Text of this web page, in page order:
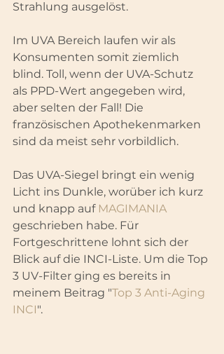
Strahlung ausgelöst.
Im UVA Bereich laufen wir als
Konsumenten somit ziemlich
blind. Toll, wenn der UVA-Schutz
als PPD-Wert angegeben wird,
aber selten der Fall! Die
französischen Apothekenmarken
sind da meist sehr vorbildlich.
Das UVA-Siegel bringt ein wenig
Licht ins Dunkle, worüber ich kurz
und knapp auf MAGIMANIA
geschrieben habe. Für
Fortgeschrittene lohnt sich der
Blick auf die INCI-Liste. Um die Top
3 UV-Filter ging es bereits in
meinem Beitrag "Top 3 Anti-Aging
INCI".